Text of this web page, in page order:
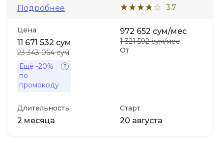
Подробнее
3.7
Цена
11 671 532 сум
23 343 064 сум
Ещё -20%
по
промокоду
От
972 652 сум/мес
1 321 592 сум/мес
Длительность
2 месяца
Старт
20 августа